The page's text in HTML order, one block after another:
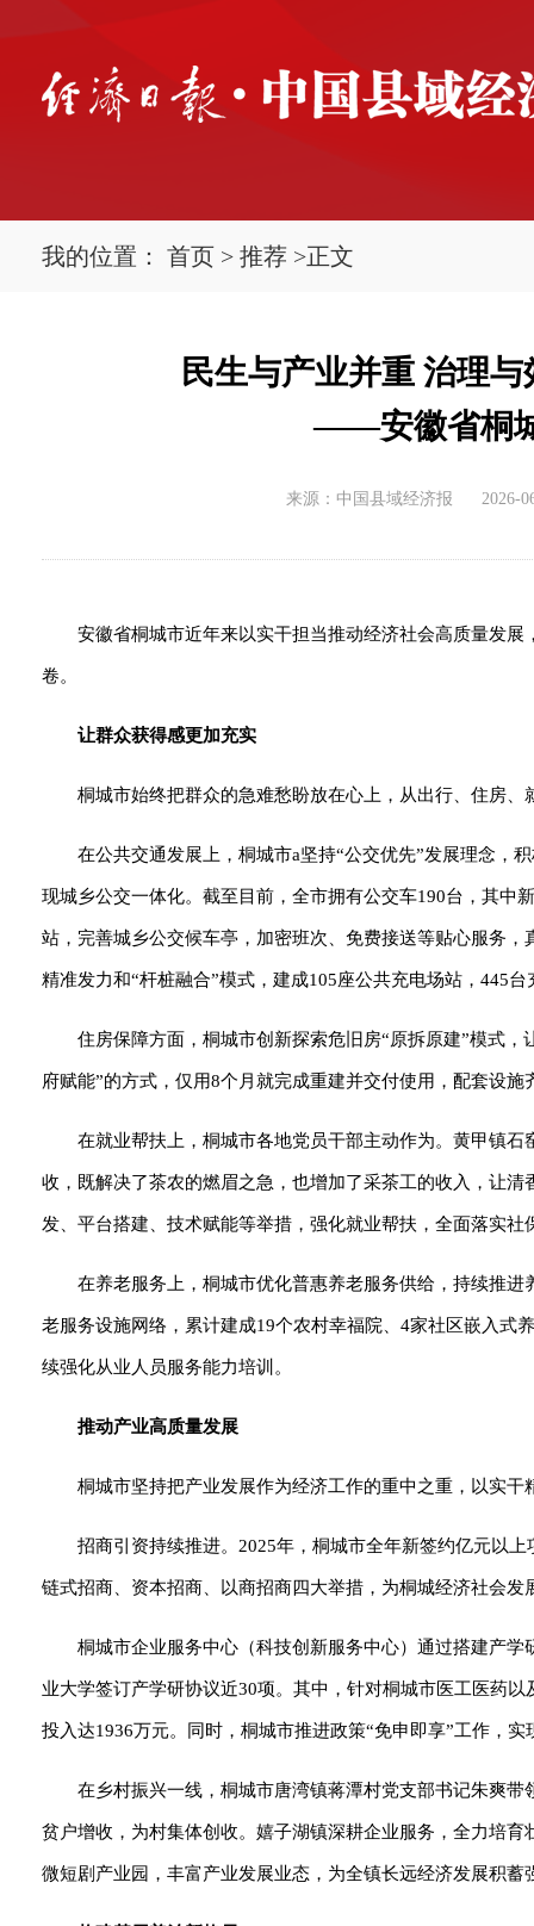
我的位置： 首页 > 推荐 >正文
民生与产业并重 治理
——安徽省桐
来源：中国县域经济报 2026-
安徽省桐城市近年来以实干担当推动经济社会高质量发
卷。
让群众获得感更加充实
桐城市始终把群众的急难愁盼放在心上，从出行、住房
在公共交通发展上，桐城市a坚持“公交优先”发展理念，
现城乡公交一体化。截至目前，全市拥有公交车190台，其中
站，完善城乡公交候车亭，加密班次、免费接送等贴心服务
精准发力和“杆桩融合”模式，建成105座公共充电场站，445台
住房保障方面，桐城市创新探索危旧房“原拆原建”模式
府赋能”的方式，仅用8个月就完成重建并交付使用，配套设施
在就业帮扶上，桐城市各地党员干部主动作为。黄甲镇
收，既解决了茶农的燃眉之急，也增加了采茶工的收入，让
发、平台搭建、技术赋能等举措，强化就业帮扶，全面落实
在养老服务上，桐城市优化普惠养老服务供给，持续推
老服务设施网络，累计建成19个农村幸福院、4家社区嵌入式
续强化从业人员服务能力培训。
推动产业高质量发展
桐城市坚持把产业发展作为经济工作的重中之重，以实
招商引资持续推进。2025年，桐城市全年新签约亿元以
链式招商、资本招商、以商招商四大举措，为桐城经济社会发
桐城市企业服务中心（科技创新服务中心）通过搭建产
业大学签订产学研协议近30项。其中，针对桐城市医工医药
投入达1936万元。同时，桐城市推进政策“免申即享”工作，实
在乡村振兴一线，桐城市唐湾镇蒋潭村党支部书记朱爽
贫户增收，为村集体创收。嬉子湖镇深耕企业服务，全力培
微短剧产业园，丰富产业发展业态，为全镇长远经济发展积蓄